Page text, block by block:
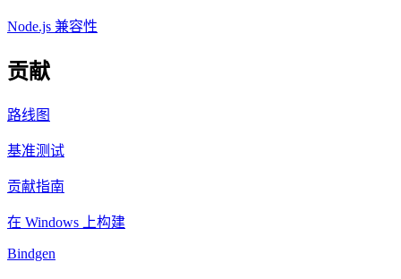
Node.js 兼容性
贡献
路线图
基准测试
贡献指南
在 Windows 上构建
Bindgen